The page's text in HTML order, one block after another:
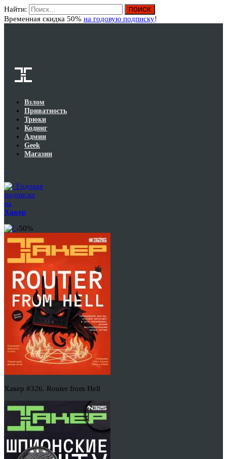
Найти:
Временная скидка 50% на годовую подписку!
Взлом
Приватность
Трюки
Кодинг
Админ
Geek
Магазин
Годовая
подписка
на
Хакер
-50%
Хакер #326. Router from Hell